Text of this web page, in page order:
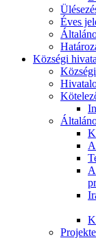
Éves
Községi